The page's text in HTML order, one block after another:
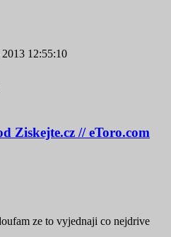
12:55:10
Ziskejte.cz // eToro.com
ze to vyjednaji co nejdrive